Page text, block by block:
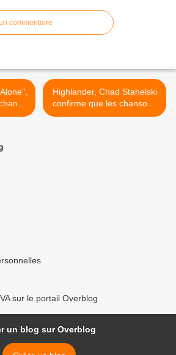
commentaire
Highlander, Chad Stahelski
confirme que les chansons
de Queen seront dans le
sur le portail Overblog
un blog sur Overblog